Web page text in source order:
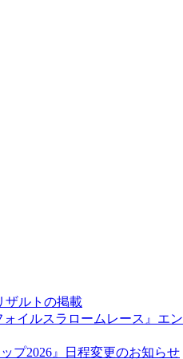
ザルトの掲載
ォイルスラロームレース』エ
プ2026』日程変更のお知らせ